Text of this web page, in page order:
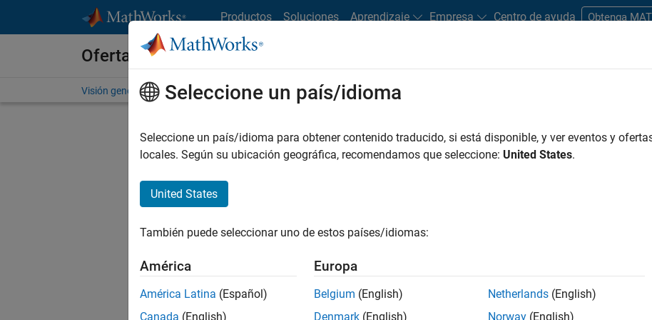
Productos Soluciones Aprendizaje Empresa Centro de ayuda Obtenga
Ofertas de empleo en MathWorks
Visión general Búsqueda de empleo Oficinas locales Estudiantes y nuevas carreras
FILTRADO POR Infrastructure and Architecture
No se han traducido todos los empleos. Busque por ubicación para
Seleccione un país/idioma
Seleccione un país/idioma para obtener contenido traducido, si está disponible, y ver eventos y
locales. Según su ubicación geográfica, recomendamos que seleccione: United States.
United States
También puede seleccionar uno de estos países/idiomas:
América
América Latina (Español)
Canada (English)
Europa
Belgium (English)
Denmark (English)
Netherlands (English)
Norway (English)